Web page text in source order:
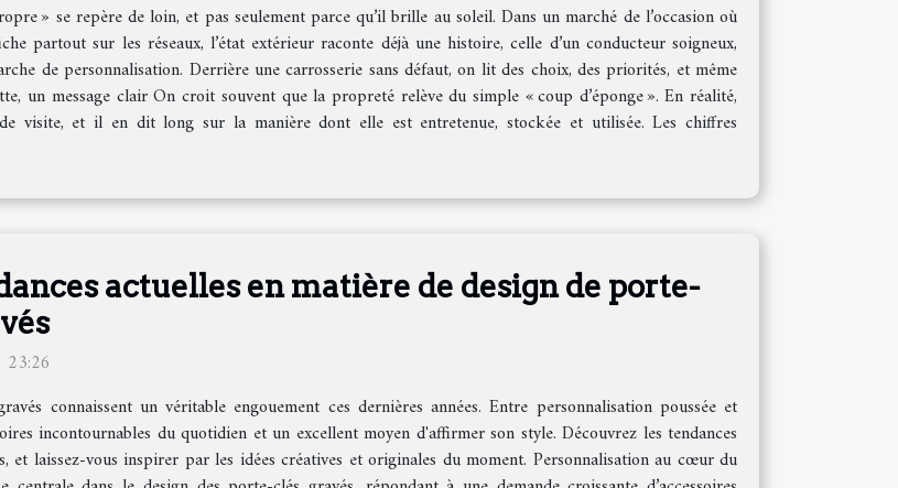
» se repère de loin, et pas seulement parce qu’il brille au soleil. Dans un marché de l’occasion où
partout sur les réseaux, l’état extérieur raconte déjà une histoire, celle d’un conducteur soigneux,
de personnalisation. Derrière une carrosserie sans défaut, on lit des choix, des priorités, et même
un message clair On croit souvent que la propreté relève du simple « coup d’éponge ». En réalité,
visite, et il en dit long sur la manière dont elle est entretenue, stockée et utilisée. Les chiffres
actuelles en matière de design de porte-
23:26
connaissent un véritable engouement ces dernières années. Entre personnalisation poussée et
incontournables du quotidien et un excellent moyen d'affirmer son style. Découvrez les tendances
et laissez-vous inspirer par les idées créatives et originales du moment. Personnalisation au cœur du